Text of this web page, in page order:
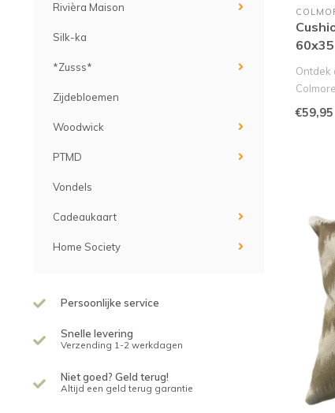
Rivièra Maison
Silk-ka
*Zusss*
Zijdebloemen
Woodwick
PTMD
Vondels
Cadeaukaart
Home Society
Persoonlijke service
Snelle levering
Verzending 1-2 werkdagen
Niet goed? Geld terug!
Altijd een geld terug garantie
60x35
Ontdek
Van
€59,95